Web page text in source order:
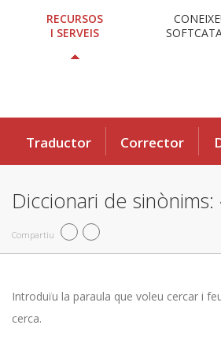
RECURSOS
I SERVEIS
Traductor Corrector
Diccionari de sinònims:
Compartiu
Introduïu la paraula que voleu cercar i
cerca.